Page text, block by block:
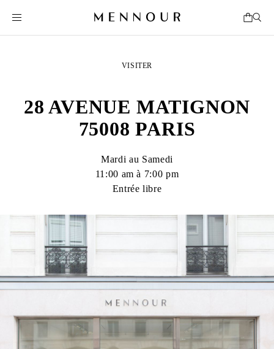
VISITER
28 AVENUE MATIGNON
75008 PARIS
Mardi au Samedi
11:00 am à 7:00 pm
Entrée libre